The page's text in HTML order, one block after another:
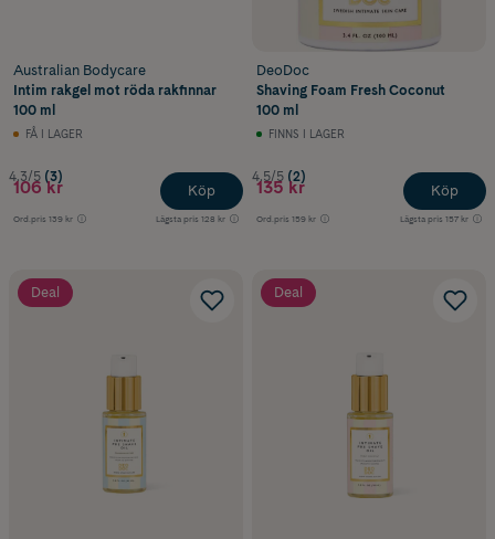
Australian Bodycare
Intim rakgel mot röda rakfinnar
100 ml
FÅ I LAGER
4.3/5 (3)
106 kr
Ord.pris 139 kr Lägsta pris 128 kr
Köp
DeoDoc
Shaving Foam Fresh Coconut
100 ml
FINNS I LAGER
4.5/5 (2)
135 kr
Ord.pris 159 kr Lägsta pris 157 kr
Köp
Deal Deal